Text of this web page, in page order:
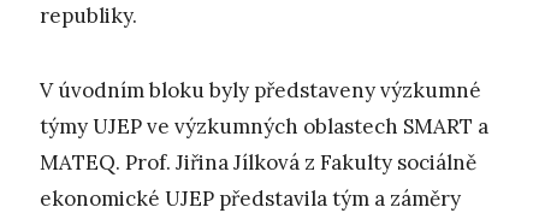
republiky.
V úvodním bloku byly představeny výzkumné
týmy UJEP ve výzkumných oblastech SMART a
MATEQ. Prof. Jiřina Jílková z Fakulty sociálně
ekonomické UJEP představila tým a záměry